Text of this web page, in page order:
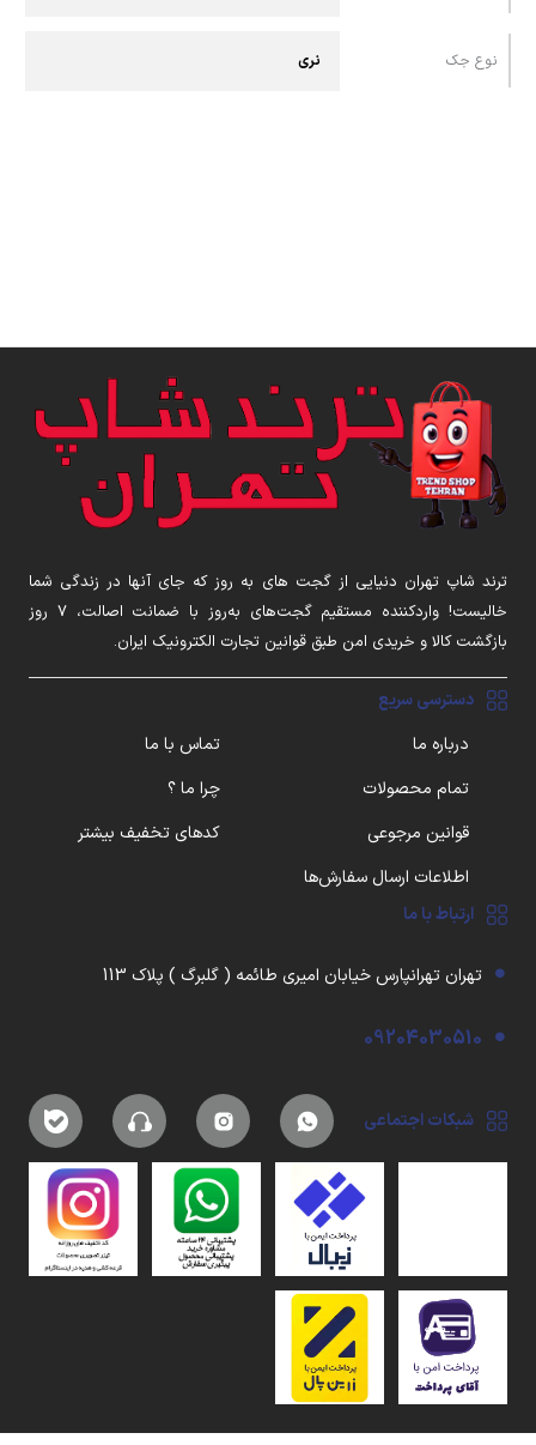
نوع جک نری
ترند شاپ تهران دنیایی از گجت های به روز که جای آنها در زندگی شما
خالیست! واردکننده مستقیم گجت‌های به‌روز با ضمانت اصالت، ۷ روز
بازگشت کالا و خریدی امن طبق قوانین تجارت الکترونیک ایران.
دسترسی سریع
درباره ما
تماس با ما
تمام محصولات
چرا ما ؟
قوانین مرجوعی
کدهای تخفیف بیشتر
اطلاعات ارسال سفارش‌ها
ارتباط با ما
تهران تهرانپارس خیابان امیری طائمه ( گلبرگ ) پلاک 113
09204030510
شبکات اجتماعی